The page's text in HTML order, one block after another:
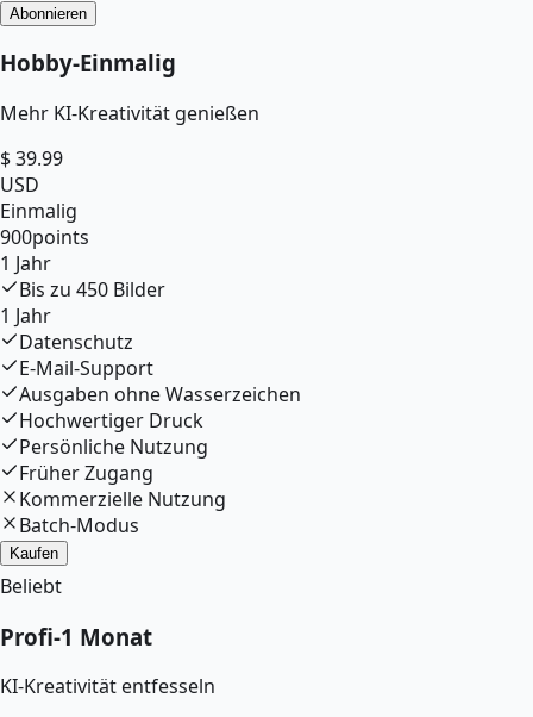
Abonnieren
Hobby-Einmalig
Mehr KI-Kreativität genießen
$39.99
USD
Einmalig
900points
1 Jahr
Bis zu 450 Bilder
1 Jahr
Datenschutz
E-Mail-Support
Ausgaben ohne Wasserzeichen
Hochwertiger Druck
Persönliche Nutzung
Früher Zugang
Kommerzielle Nutzung
Batch-Modus
Kaufen
Beliebt
Profi-1 Monat
KI-Kreativität entfesseln